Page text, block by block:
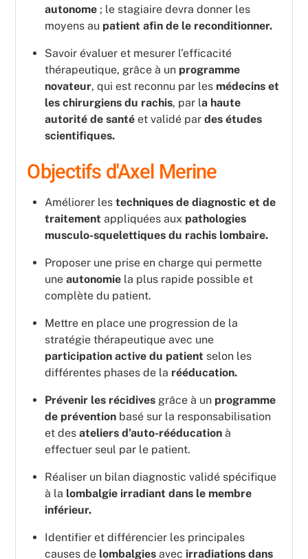
autonome ; le stagiaire devra donner les
moyens au patient afin de le reconditionner.
Savoir évaluer et mesurer l’efficacité
thérapeutique, grâce à un programme
novateur, qui est reconnu par les médecins et
les chirurgiens du rachis, par la haute
autorité de santé et validé par des études
scientifiques.
Objectifs d'Axel Merine
Améliorer les techniques de diagnostic et de
traitement appliquées aux pathologies
musculo-squelettiques du rachis lombaire.
Proposer une prise en charge qui permette
une autonomie la plus rapide possible et
complète du patient.
Mettre en place une progression de la
stratégie thérapeutique avec une
participation active du patient selon les
différentes phases de la rééducation.
Prévenir les récidives grâce à un programme
de prévention basé sur la responsabilisation
et des ateliers d’auto-rééducation à
effectuer seul par le patient.
Réaliser un bilan diagnostic validé spécifique
à la lombalgie irradiant dans le membre
inférieur.
Identifier et différencier les principales
causes de lombalgies avec irradiations dans